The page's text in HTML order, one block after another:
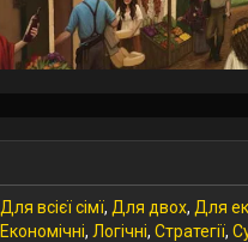
Для всієї сімї, Для двох, Для
Економічні, Логічні, Стратегії,